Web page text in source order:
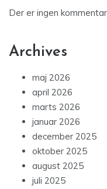
Der er ingen
Archives
maj 2026
april 2026
marts 2026
januar 2026
december 2025
oktober 2025
august 2025
juli 2025